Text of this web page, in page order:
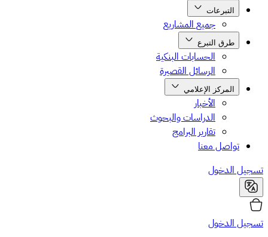
التبرعات
جميع المشاريع
طرق التبرع
الحسابات البنكية
الرسائل القصيرة
المركز الإعلامي
الأخبار
الدراسات والبحوث
تقارير البرامج
تواصل معنا
تسجيل الدخول
تسجيل الدخول